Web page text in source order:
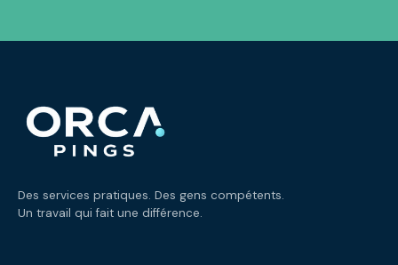
Des services pratiques. Des gens compétents.
Un travail qui fait une différence.